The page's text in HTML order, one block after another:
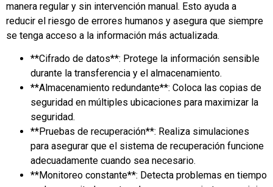
manera regular y sin intervención manual. Esto ayuda a
reducir el riesgo de errores humanos y asegura que siempre
se tenga acceso a la información más actualizada.
**Cifrado de datos**: Protege la información sensible
durante la transferencia y el almacenamiento.
**Almacenamiento redundante**: Coloca las copias de
seguridad en múltiples ubicaciones para maximizar la
seguridad.
**Pruebas de recuperación**: Realiza simulaciones
para asegurar que el sistema de recuperación funcione
adecuadamente cuando sea necesario.
**Monitoreo constante**: Detecta problemas en tiempo